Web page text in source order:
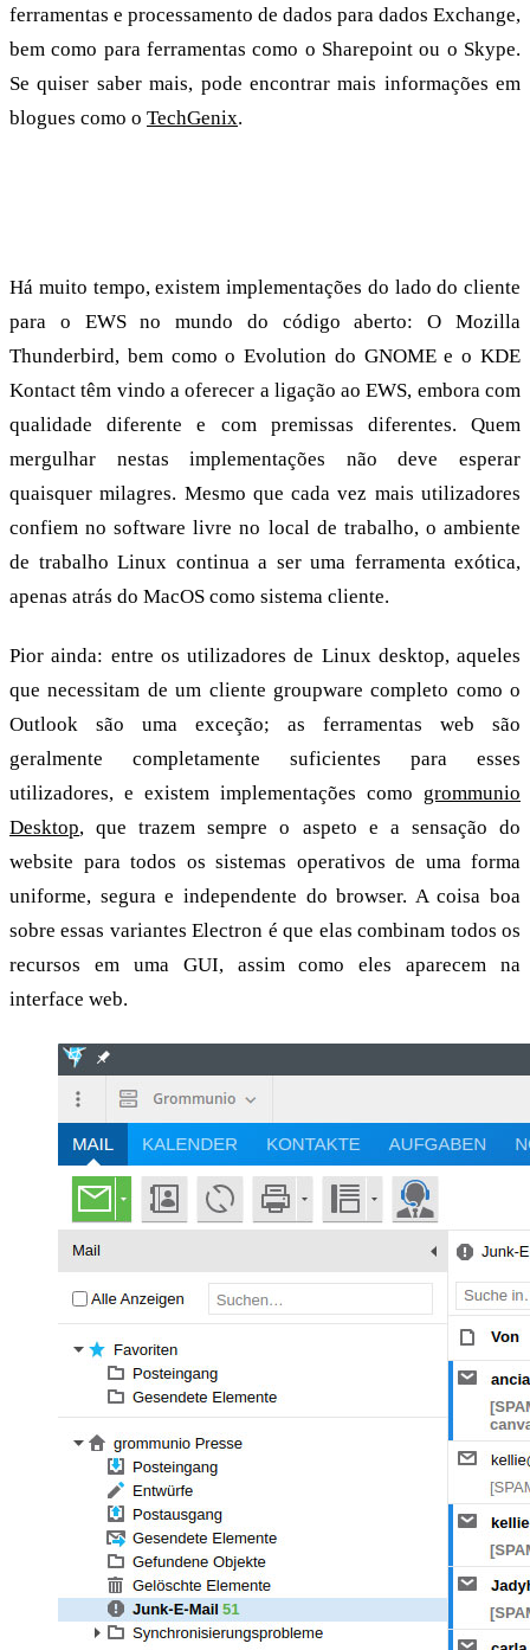
ferramentas e processamento de dados para dados Exchange,
bem como para ferramentas como o Sharepoint ou o Skype.
Se quiser saber mais, pode encontrar mais informações em
blogues como o TechGenix.
Há muito tempo, existem implementações do lado do cliente
para o EWS no mundo do código aberto: O Mozilla
Thunderbird, bem como o Evolution do GNOME e o KDE
Kontact têm vindo a oferecer a ligação ao EWS, embora com
qualidade diferente e com premissas diferentes. Quem
mergulhar nestas implementações não deve esperar
quaisquer milagres. Mesmo que cada vez mais utilizadores
confiem no software livre no local de trabalho, o ambiente
de trabalho Linux continua a ser uma ferramenta exótica,
apenas atrás do MacOS como sistema cliente.
Pior ainda: entre os utilizadores de Linux desktop, aqueles
que necessitam de um cliente groupware completo como o
Outlook são uma exceção; as ferramentas web são
geralmente completamente suficientes para esses
utilizadores, e existem implementações como grommunio
Desktop, que trazem sempre o aspeto e a sensação do
website para todos os sistemas operativos de uma forma
uniforme, segura e independente do browser. A coisa boa
sobre essas variantes Electron é que elas combinam todos os
recursos em uma GUI, assim como eles aparecem na
interface web.